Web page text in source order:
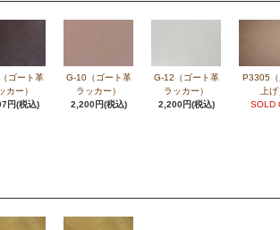
ゴート革
カー）
円(税込)
G-10（ゴート革
ラッカー）
2,200円(税込)
G-12（ゴート革
ラッカー）
2,200円(税込)
P3305（
上げ
SOLD